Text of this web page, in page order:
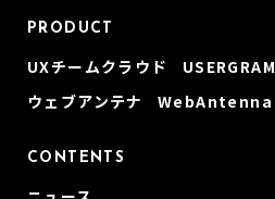
PRODUCT
UXチームクラウド USERGRAM
ウェブアンテナ WebAntenna
CONTENTS